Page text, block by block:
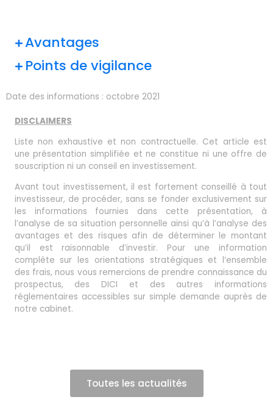
Avantages
Points de vigilance
Date des informations : octobre 2021
DISCLAIMERS
Liste non exhaustive et non contractuelle. Cet article est
une présentation simplifiée et ne constitue ni une offre de
souscription ni un conseil en investissement.
Avant tout investissement, il est fortement conseillé à tout
investisseur, de procéder, sans se fonder exclusivement sur
les informations fournies dans cette présentation, à
l’analyse de sa situation personnelle ainsi qu’à l’analyse des
avantages et des risques afin de déterminer le montant
qu’il est raisonnable d’investir. Pour une information
complète sur les orientations stratégiques et l’ensemble
des frais, nous vous remercions de prendre connaissance du
prospectus, des DICI et des autres informations
réglementaires accessibles sur simple demande auprès de
notre cabinet.
Toutes les actualités